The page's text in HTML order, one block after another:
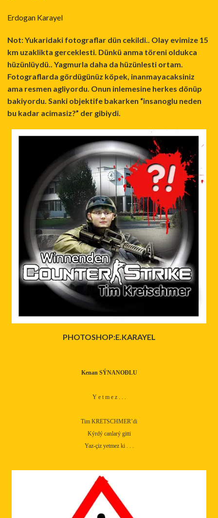
Erdogan Karayel
Not: Yukaridaki fotograflar dün cekildi.. Olay evimize 15
km uzaklikta gerceklesti. Dünkü anma töreni oldukca
hüzünlüydü.. Yagmurla daha da hüzünlesti ortam.
Fotograflarda gördügünüz köpek, inanmayacaksiniz
ama resmen agliyordu. Onun inlemesine herkes dönüp
bakiyordu. Sanki objektife bakarken “insanoglu neden
bu kadar acimasiz?” der gibiydi.
PHOTOSHOP:E.KARAYEL
Kenan SÝNANOÐLU
Y e t m e z . . .
Tim KRETSCHMER’di
Kýrdý canlarý gitti
Yaz-çiz yetmez ki . . .